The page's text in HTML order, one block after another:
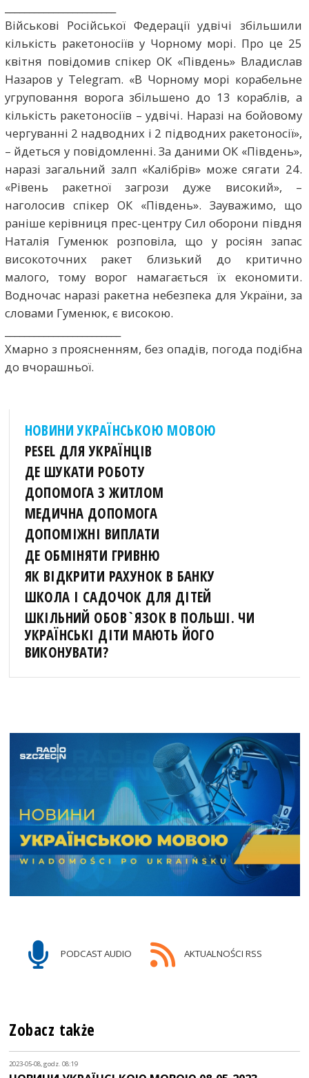
Військові Російської Федерації удвічі збільшили
кількість ракетоносіїв у Чорному морі. Про це 25
квітня повідомив спікер ОК «Південь» Владислав
Назаров у Telegram. «В Чорному морі корабельне
угруповання ворога збільшено до 1️3️ кораблів, а
кількість ракетоносіїв – удвічі. Наразі на бойовому
чергуванні 2️ надводних і 2️ підводних ракетоносії»,
– йдеться у повідомленні. За даними ОК «Південь»,
наразі загальний залп «Калібрів» може сягати 24.
«Рівень ракетної загрози дуже високий», –
наголосив спікер ОК «Південь». Зауважимо, що
раніше керівниця прес-центру Сил оборони півдня
Наталія Гуменюк розповіла, що у росіян запас
високоточних ракет близький до критично
малого, тому ворог намагається їх економити.
Водночас наразі ракетна небезпека для України, за
словами Гуменюк, є високою.
Хмарно з проясненням, без опадів, погода подібна
до вчорашньої.
НОВИНИ УКРАЇНСЬКОЮ МОВОЮ
PESEL ДЛЯ УКРАЇНЦІВ
ДЕ ШУКАТИ РОБОТУ
ДОПОМОГА З ЖИТЛОМ
МЕДИЧНА ДОПОМОГА
ДОПОМІЖНІ ВИПЛАТИ
ДЕ ОБМІНЯТИ ГРИВНЮ
ЯК ВІДКРИТИ РАХУНОК В БАНКУ
ШКОЛА І САДОЧОК ДЛЯ ДІТЕЙ
ШКІЛЬНИЙ ОБОВ`ЯЗОК В ПОЛЬШІ. ЧИ
УКРАЇНСЬКІ ДІТИ МАЮТЬ ЙОГО
ВИКОНУВАТИ?
PODCAST AUDIO AKTUALNOŚCI RSS
Zobacz także
2023-05-08, godz. 08:19